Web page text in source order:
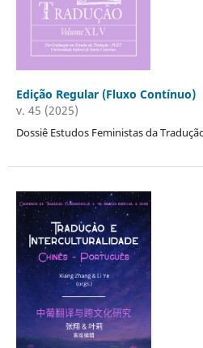
Edição Regular (Fluxo Contínuo)
v. 45 (2025)
Dossiê Estudos Feministas da